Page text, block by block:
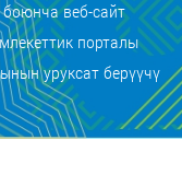
веб-сайт
порталы
уруксат берүүчү